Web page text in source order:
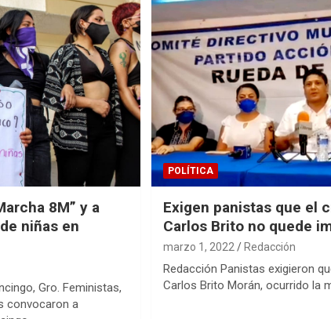
8M” y a
niñas en
Gro. Feministas,
convocaron a
POLÍTICA
Exigen panistas que el
Carlos Brito no quede
marzo 1, 2022 Redacción
Redacción Panistas exigieron
Carlos Brito Morán, ocurrido la